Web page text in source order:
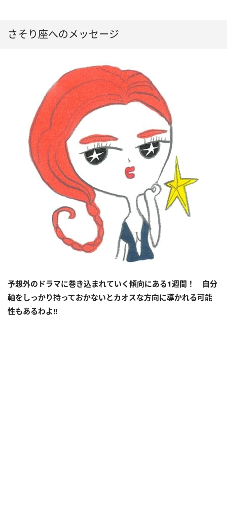
さそり座へのメッセージ
予想外のドラマに巻き込まれていく傾向にある1週間！ 自分
軸をしっかり持っておかないとカオスな方向に導かれる可能
性もあるわよ!!